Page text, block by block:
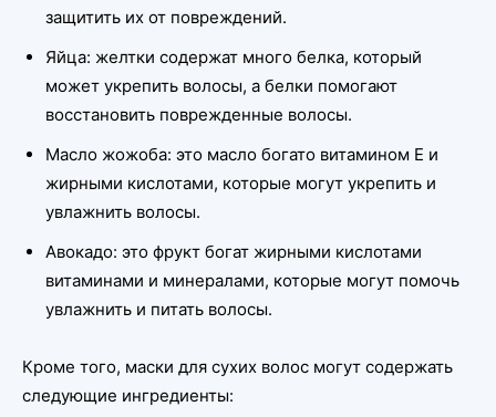
защитить их от повреждений.
Яйца: желтки содержат много белка, который
может укрепить волосы, а белки помогают
восстановить поврежденные волосы.
Масло жожоба: это масло богато витамином Е и
жирными кислотами, которые могут укрепить и
увлажнить волосы.
Авокадо: это фрукт богат жирными кислотами
витаминами и минералами, которые могут помочь
увлажнить и питать волосы.
Кроме того, маски для сухих волос могут содержать
следующие ингредиенты: